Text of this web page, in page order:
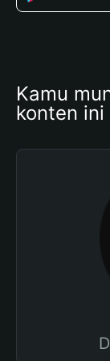
Kamu
konten ini